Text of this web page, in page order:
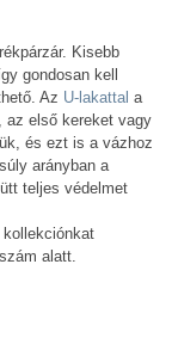
Kisebb
gondosan kell
Az U-lakattal a
az első kereket vagy
és ezt is a vázhoz
arányban a
teljes védelmet
kollekciónkat
alatt.